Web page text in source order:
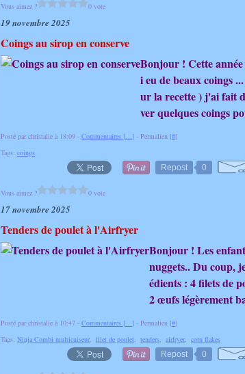
Vous aimez ? 0 vote
19 novembre 2025
Coings au sirop en conserve
Bonjour ! Cette
i eu de beaux coings
ur la recette ) j'ai fait
ver quelques coings
Posté par christalie à 18:09 - Commentaires […] - Permalien [#]
Tags: coings
Repost
0
Vous aimez ? 0 vote
17 novembre 2025
Tenders de poulet à l'Airfryer
Bonjour ! Les
nuggets.. Du coup,
édients : 4 filets de
2 œufs légèrement
Posté par christalie à 10:47 - Commentaires […] - Permalien [#]
Tags: Ninja Combi multicuiseur, filet de poulet, tenders, airfryer, corn flakes
Repost
0